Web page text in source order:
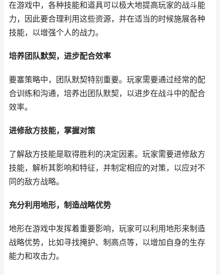
在游戏中，各种技能和道具可以极大地提高玩家的战斗能
力，因此要合理利用这些资源，并在适当的时候施展各种
技能，以增强个人的战力。
培养团队默契，进步配合效率
要塞策略中，团队默契特别重要。玩家需要通过经常的配
合训练和沟通，培养出团队默契，以进步在战斗中的配合
效率。
进修敌方技能，掌握对策
了解敌方技能是取得胜利的决定因素。玩家需要进修敌方
技能，解析其影响和特征，并制定相应的对策，以应对不
同的敌方战略。
充分利用地形，制造战略优势
地形在游戏中发挥着重要影响，玩家可以利用地形来制造
战略优势，比如寻找掩护、制高点等，以增加自身的生存
能力和攻击力。